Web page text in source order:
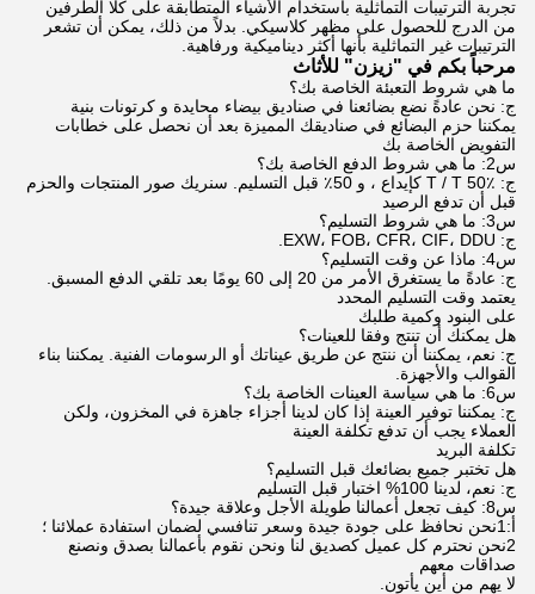
تجربة الترتيبات التماثلية باستخدام الأشياء المتطابقة على كلا الطرفين
من الدرج للحصول على مظهر كلاسيكي. بدلاً من ذلك، يمكن أن تشعر
الترتيبات غير التماثلية بأنها أكثر ديناميكية ورفاهية.
مرحباً بكم في "زيزن" للأثاث
ما هي شروط التعبئة الخاصة بك؟
ج: نحن عادةً نضع بضائعنا في صناديق بيضاء محايدة و كرتونات بنية
يمكننا حزم البضائع في صناديقك المميزة بعد أن نحصل على خطابات
التفويض الخاصة بك
س2: ما هي شروط الدفع الخاصة بك؟
ج: T / T 50٪ كإيداع ، و 50٪ قبل التسليم. سنريك صور المنتجات والحزم
قبل أن تدفع الرصيد
س3: ما هي شروط التسليم؟
ج: EXW، FOB، CFR، CIF، DDU.
س4: ماذا عن وقت التسليم؟
ج: عادةً ما يستغرق الأمر من 20 إلى 60 يومًا بعد تلقي الدفع المسبق.
يعتمد وقت التسليم المحدد
على البنود وكمية طلبك
هل يمكنك أن تنتج وفقا للعينات؟
ج: نعم، يمكننا أن ننتج عن طريق عيناتك أو الرسومات الفنية. يمكننا بناء
القوالب والأجهزة.
س6: ما هي سياسة العينات الخاصة بك؟
ج: يمكننا توفير العينة إذا كان لدينا أجزاء جاهزة في المخزون، ولكن
العملاء يجب أن تدفع تكلفة العينة
تكلفة البريد
هل تختبر جميع بضائعك قبل التسليم؟
ج: نعم، لدينا 100% اختبار قبل التسليم
س8: كيف تجعل أعمالنا طويلة الأجل وعلاقة جيدة؟
أ:1نحن نحافظ على جودة جيدة وسعر تنافسي لضمان استفادة عملائنا ؛
2نحن نحترم كل عميل كصديق لنا ونحن نقوم بأعمالنا بصدق ونصنع
صداقات معهم
لا يهم من أين يأتون.